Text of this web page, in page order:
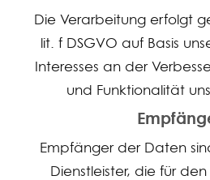
Die Verarbeitung erfolgt
lit. f DSGVO auf Basis
Interesses an der
und Funktionalität
Empfänger der Daten
Dienstleister, die für